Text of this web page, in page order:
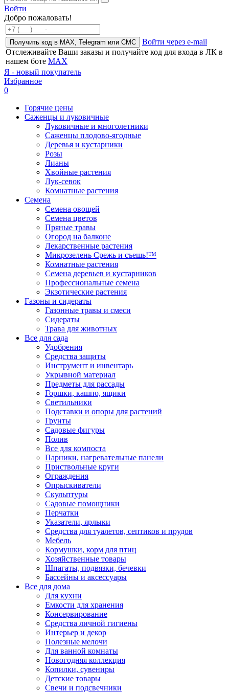
Войти
Добро пожаловать!
Получить код в MAX, Telegram или СМС
Войти через e-mail
Отслеживайте Ваши заказы и получайте код для входа в ЛК в
нашем боте MAX
Я - новый покупатель
Избранное
0
Горячие цены
Саженцы и луковичные
Луковичные и многолетники
Саженцы плодово-ягодные
Деревья и кустарники
Розы
Лианы
Хвойные растения
Лук-севок
Комнатные растения
Семена
Семена овощей
Семена цветов
Пряные травы
Огород на балконе
Лекарственные растения
Микрозелень Срежь и съешь!™
Комнатные растения
Семена деревьев и кустарников
Профессиональные семена
Экзотические растения
Газоны и сидераты
Газонные травы и смеси
Сидераты
Трава для животных
Все для сада
Удобрения
Средства защиты
Инструмент и инвентарь
Укрывной материал
Предметы для рассады
Горшки, кашпо, ящики
Светильники
Подставки и опоры для растений
Грунты
Садовые фигуры
Полив
Все для компоста
Парники, нагревательные панели
Приствольные круги
Ограждения
Опрыскиватели
Скульптуры
Садовые помощники
Перчатки
Указатели, ярлыки
Средства для туалетов, септиков и прудов
Мебель
Кормушки, корм для птиц
Хозяйственные товары
Шпагаты, подвязки, бечевки
Бассейны и аксессуары
Все для дома
Для кухни
Емкости для хранения
Консервирование
Средства личной гигиены
Интерьер и декор
Полезные мелочи
Для ванной комнаты
Новогодняя коллекция
Копилки, сувениры
Детские товары
Свечи и подсвечники